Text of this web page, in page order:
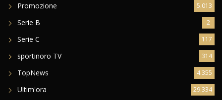
Promozione 5.013
Serie B 2
Serie C 117
sportinoro TV 314
TopNews 4.355
Ultim'ora 29.334